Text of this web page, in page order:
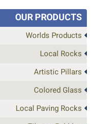
OUR PRODUCTS
Worlds Products
Local Rocks
Artistic Pillars
Colored Glass
Local Paving Rocks